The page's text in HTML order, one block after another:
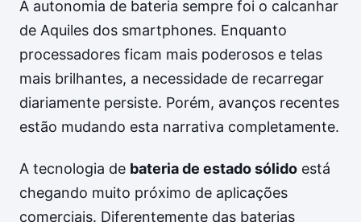
A autonomia de bateria sempre foi o calcanhar
de Aquiles dos smartphones. Enquanto
processadores ficam mais poderosos e telas
mais brilhantes, a necessidade de recarregar
diariamente persiste. Porém, avanços recentes
estão mudando esta narrativa completamente.
A tecnologia de bateria de estado sólido está
chegando muito próximo de aplicações
comerciais. Diferentemente das baterias